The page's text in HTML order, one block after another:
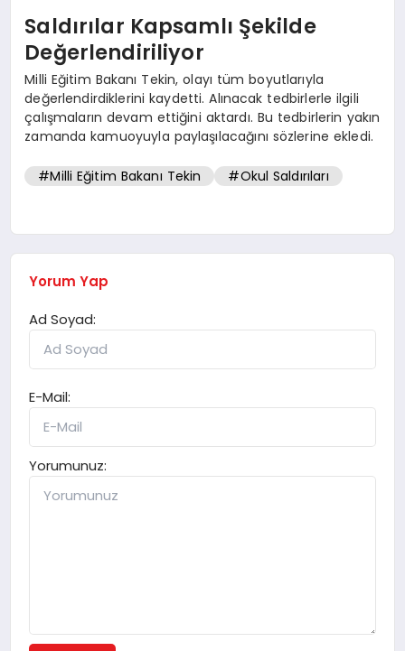
Saldırılar Kapsamlı Şekilde
Değerlendiriliyor
Milli Eğitim Bakanı Tekin, olayı tüm boyutlarıyla
değerlendirdiklerini kaydetti. Alınacak tedbirlerle ilgili
çalışmaların devam ettiğini aktardı. Bu tedbirlerin yakın
zamanda kamuoyuyla paylaşılacağını sözlerine ekledi.
#Milli Eğitim Bakanı Tekin #Okul Saldırıları
Yorum Yap
Ad Soyad:
E-Mail:
Yorumunuz: